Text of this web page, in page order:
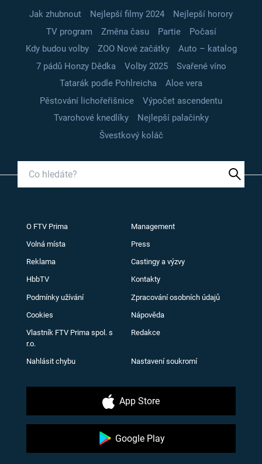
Jak zhubnout Nejlepší filmy 2024
Nejlepší horory
TV program
Změna času Partie
Počasí
Kdy budou volby
ZOO Nové začátky
Auto – katalog
7 pádů Honzy Dědka
Volby 2025
Svařené víno
Tatarák podle Pohlreicha
Aloe vera
Pěstování lichořeřišnice
Výpočet ascendentu
Tvarohové knedlíky
Nejlepší palačinky
Švestkový koláč
O FTV Prima Management
Volná místa Press
Reklama Castingy a výzvy
HbbTV Kontakty
Podmínky užívání Zpracování osobních údajů
Cookies Nápověda
Vlastník FTV Prima spol. s
r.o.
Redakce
Nahlásit chybu Nastavení soukromí
App Store
Google Play